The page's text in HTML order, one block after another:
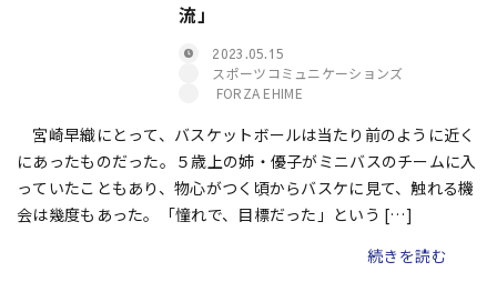
流」
2023.05.15
スポーツコミュニケーションズ
FORZA EHIME
宮崎早織にとって、バスケットボールは当たり前のように近く
にあったものだった。５歳上の姉・優子がミニバスのチームに入
っていたこともあり、物心がつく頃からバスケに見て、触れる機
会は幾度もあった。「憧れで、目標だった」という […]
続きを読む